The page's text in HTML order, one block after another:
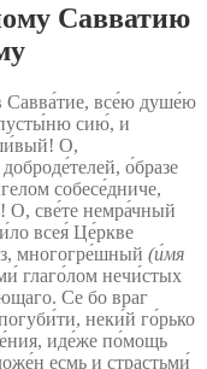
Савватию
Савва́тие, все́ю душе́ю
сию́, и
О,
о́бразе
собесе́дниче,
О, све́те немра́чный
всея́ Це́ркве
многогре́шный (и́мя
глаго́лом нечи́стых
Се бо враг
неки́й го́рько
иде́же по́мощь
есмь и страстьми́